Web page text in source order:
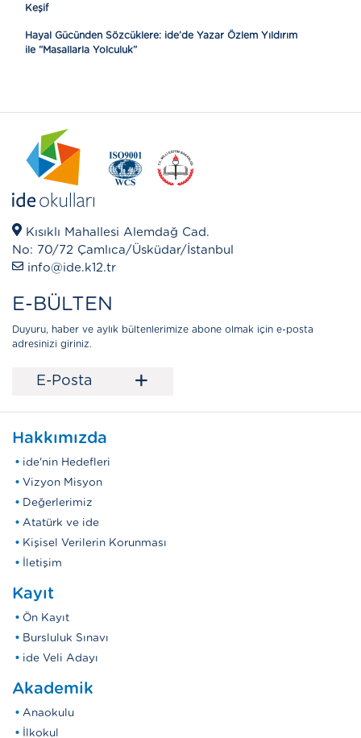
Keşif
Hayal Gücünden Sözcüklere: ide’de Yazar Özlem Yıldırım
ile “Masallarla Yolculuk”
Kısıklı Mahallesi Alemdağ Cad.
No: 70/72 Çamlıca/Üsküdar/İstanbul
info@ide.k12.tr
E-BÜLTEN
Duyuru, haber ve aylık bültenlerimize abone olmak için e-posta
adresinizi giriniz.
E-Posta +
Hakkımızda
ide'nin Hedefleri
Vizyon Misyon
Değerlerimiz
Atatürk ve ide
Kişisel Verilerin Korunması
İletişim
Kayıt
Ön Kayıt
Bursluluk Sınavı
ide Veli Adayı
Akademik
Anaokulu
İlkokul